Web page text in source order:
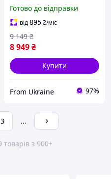
тактичні навушники
Walkers та ліхтар на
шолом олива
Готово до відправки
від895₴/міс
8 949₴
9 149 ₴
Купити
From Ukraine 97%
3 ...
з 900+